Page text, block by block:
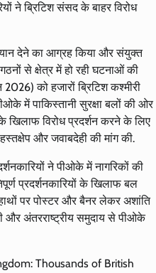
ने ब्रिटिश संसद के बाहर विरोध
देने का आग्रह किया और संयुक्त
से क्षेत्र में हो रही घटनाओं की
को हजारों ब्रिटिश कश्मीरी
में पाकिस्तानी सुरक्षा बलों की ओर
खिलाफ विरोध प्रदर्शन करने के लिए
और जवाबदेही की मांग की.
ने पीओके में नागरिकों की
प्रदर्शनकारियों के खिलाफ बल
पर पोस्टर और बैनर लेकर अशांति
और अंतरराष्ट्रीय समुदाय से पीओके
Thousands of British